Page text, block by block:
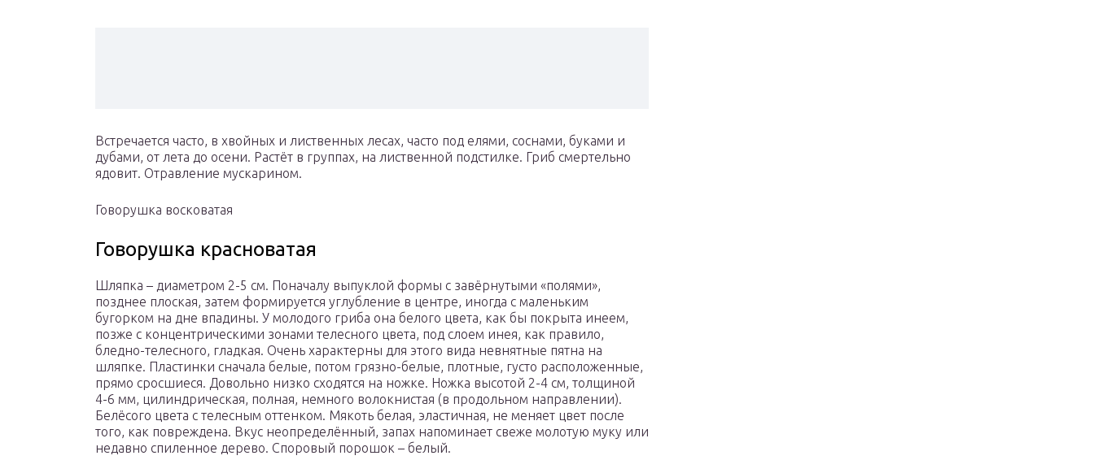
Встречается часто, в хвойных и лиственных лесах, часто под елями, соснами, буками и
дубами, от лета до осени. Растёт в группах, на лиственной подстилке. Гриб смертельно
ядовит. Отравление мускарином.
Говорушка восковатая
Говорушка красноватая
Шляпка – диаметром 2-5 см. Поначалу выпуклой формы с завёрнутыми «полями»,
позднее плоская, затем формируется углубление в центре, иногда с маленьким
бугорком на дне впадины. У молодого гриба она белого цвета, как бы покрыта инеем,
позже с концентрическими зонами телесного цвета, под слоем инея, как правило,
бледно-телесного, гладкая. Очень характерны для этого вида невнятные пятна на
шляпке. Пластинки сначала белые, потом грязно-белые, плотные, густо расположенные,
прямо сросшиеся. Довольно низко сходятся на ножке. Ножка высотой 2-4 см, толщиной
4-6 мм, цилиндрическая, полная, немного волокнистая (в продольном направлении).
Белёсого цвета с телесным оттенком. Мякоть белая, эластичная, не меняет цвет после
того, как повреждена. Вкус неопределённый, запах напоминает свеже молотую муку или
недавно спиленное дерево. Споровый порошок – белый.